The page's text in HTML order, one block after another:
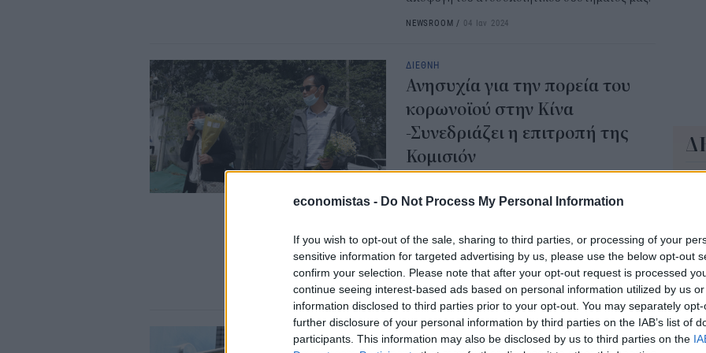
economistas - Do Not Process My Personal Information
If you wish to opt-out of the sale, sharing to third parties, or processing of your
sensitive information for targeted advertising by us, please use the below opt-out
confirm your selection. Please note that after your opt-out request is processed
continue seeing interest-based ads based on personal information utilized by us
information disclosed to third parties prior to your opt-out. You may separately
further disclosure of your personal information by third parties on the IAB’s list of
participants. This information may also be disclosed by us to third parties on the
NEWSROOM / 04 Ιαν 2024
ΔΙΕΘΝΗ
Ανησυχία για την πορεία του
κορωνοϊού στην Κίνα
-Συνεδριάζει η επιτροπή της
Κομισιόν
Η Ευρωπαϊκή Επιτροπή έχει συγκαλέσει
έκτακτη συνεδρίαση σήμερα προκειμένου να
«συζητηθούν (...) πιθανά μέτρα για να υπάρξει
της ΕΕ μπροστά στην έκρηξη των κρουσμάτων
του νέου κορωνοϊού στην Κίνα.
NEWSROOM/29 Δεκ 2022
ΔΙΕΘΝΗ
04